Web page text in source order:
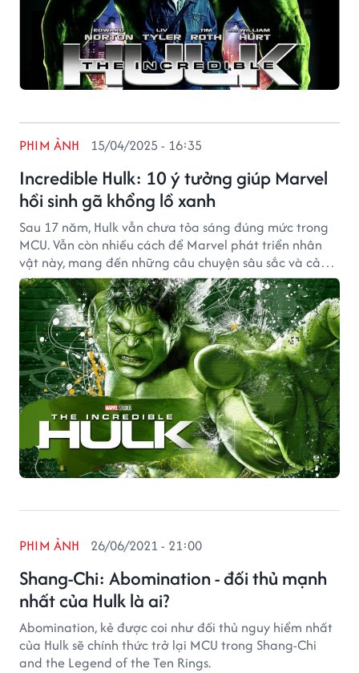
Incredible Hulk: 10 ý tưởng giúp Marvel
hồi sinh gã khổng lồ xanh
PHIM ẢNH 15/04/2025 - 16:35
Sau 17 năm, Hulk vẫn chưa tỏa sáng đúng mức trong
MCU. Vẫn còn nhiều cách để Marvel phát triển nhân
vật này, mang đến những câu chuyện sâu sắc và cảm
xúc hơn.
Shang-Chi: Abomination - đối thủ mạnh
nhất của Hulk là ai?
PHIM ẢNH 26/06/2021 - 21:00
Abomination, kẻ được coi như đối thủ nguy hiểm nhất
của Hulk sẽ chính thức trở lại MCU trong Shang-Chi
and the Legend of the Ten Rings.